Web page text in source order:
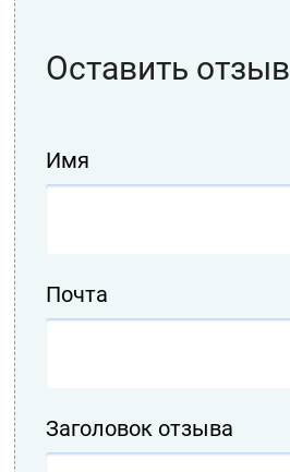
Оставить отзыв
Имя
Почта
Заголовок отзыва